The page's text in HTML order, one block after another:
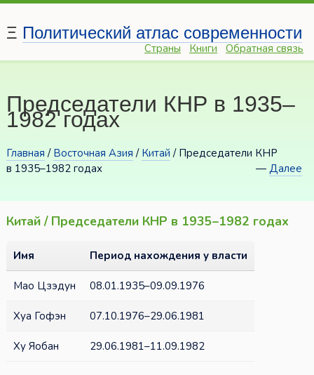
Ξ Политический атлас современности
Страны Книги Обратная связь
Председатели КНР в 1935–
1982 годах
Главная / Восточная Азия / Китай / Председатели КНР
в 1935–1982 годах
—Далее
Китай / Председатели КНР в 1935–1982 годах
Имя Период нахождения у власти
Мао Цзэдун 08.01.1935–09.09.1976
Хуа Гофэн 07.10.1976–29.06.1981
Ху Яобан 29.06.1981–11.09.1982